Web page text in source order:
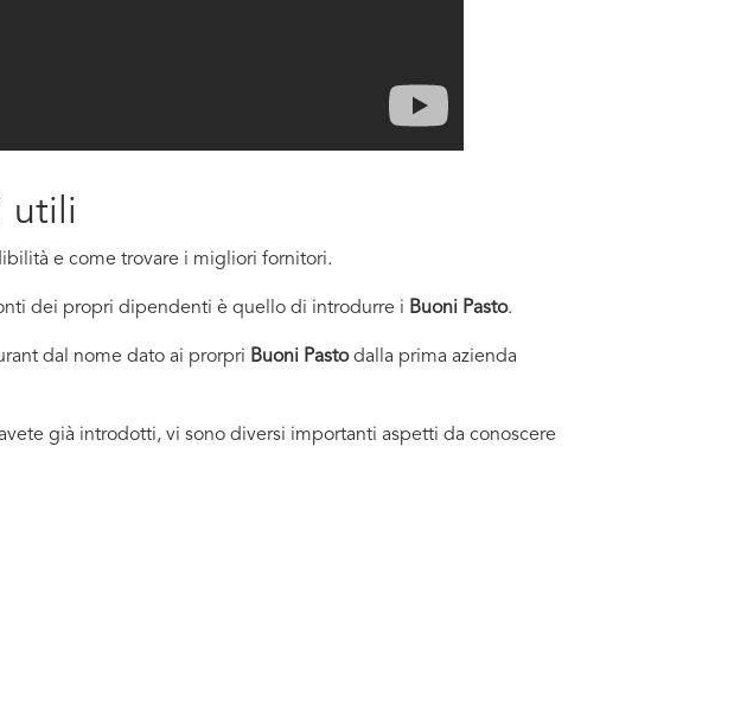
utili
e come trovare i migliori fornitori.
dei propri dipendenti è quello di introdurre i Buoni Pasto.
dal nome dato ai prorpri Buoni Pastodalla prima azienda
già introdotti, vi sono diversi importanti aspetti da conoscere